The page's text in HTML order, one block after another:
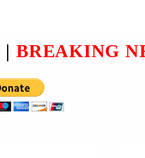
| BREAKING